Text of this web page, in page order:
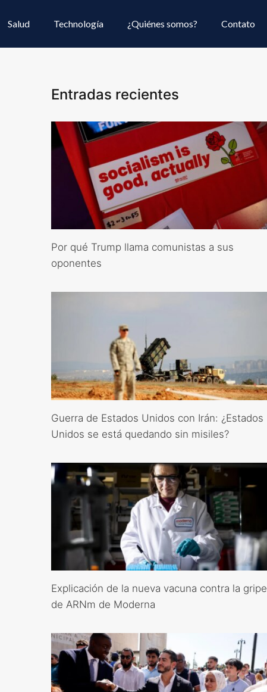
Salud Technología ¿Quiénes somos? Contato
Entradas recientes
Por qué Trump llama comunistas a sus
oponentes
Guerra de Estados Unidos con Irán: ¿Estados
Unidos se está quedando sin misiles?
Explicación de la nueva vacuna contra la gripe
de ARNm de Moderna